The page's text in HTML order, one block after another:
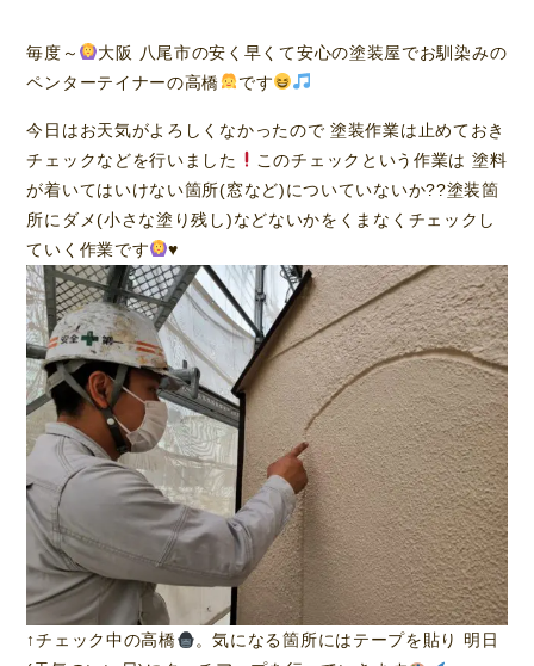
毎度～
大阪 八尾市の安く早くて安心の塗装屋でお馴染みの
ペンターテイナーの高橋
です
今日はお天気がよろしくなかったので 塗装作業は止めておき
チェックなどを行いました
このチェックという作業は 塗料
が着いてはいけない箇所(窓など)についていないか??塗装箇
所にダメ(小さな塗り残し)などないかをくまなくチェックし
ていく作業です
♥️
↑チェック中の高橋
。気になる箇所にはテープを貼り 明日